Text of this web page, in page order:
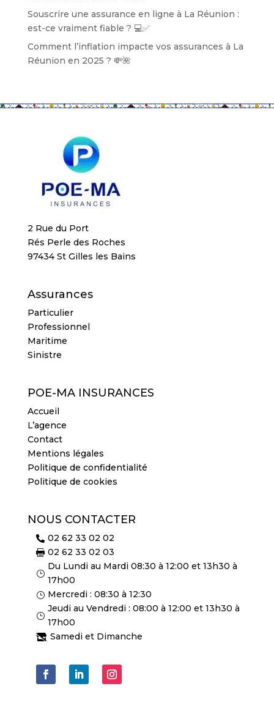
Souscrire une assurance en ligne à La Réunion :
est-ce vraiment fiable ? 💻✅
Comment l’inflation impacte vos assurances à La
Réunion en 2025 ? 💸🌺
2 Rue du Port
Rés Perle des Roches
97434 St Gilles les Bains
Assurances
Particulier
Professionnel
Maritime
Sinistre
POE-MA INSURANCES
Accueil
L’agence
Contact
Mentions légales
Politique de confidentialité
Politique de cookies
NOUS CONTACTER
 02 62 33 02 02
 02 62 33 02 03
}
Du Lundi au Mardi 08:30 à 12:00 et 13h30 à
17h00
} Mercredi : 08:30 à 12:30
}
Jeudi au Vendredi : 08:00 à 12:00 et 13h30 à
17h00
 Samedi et Dimanche